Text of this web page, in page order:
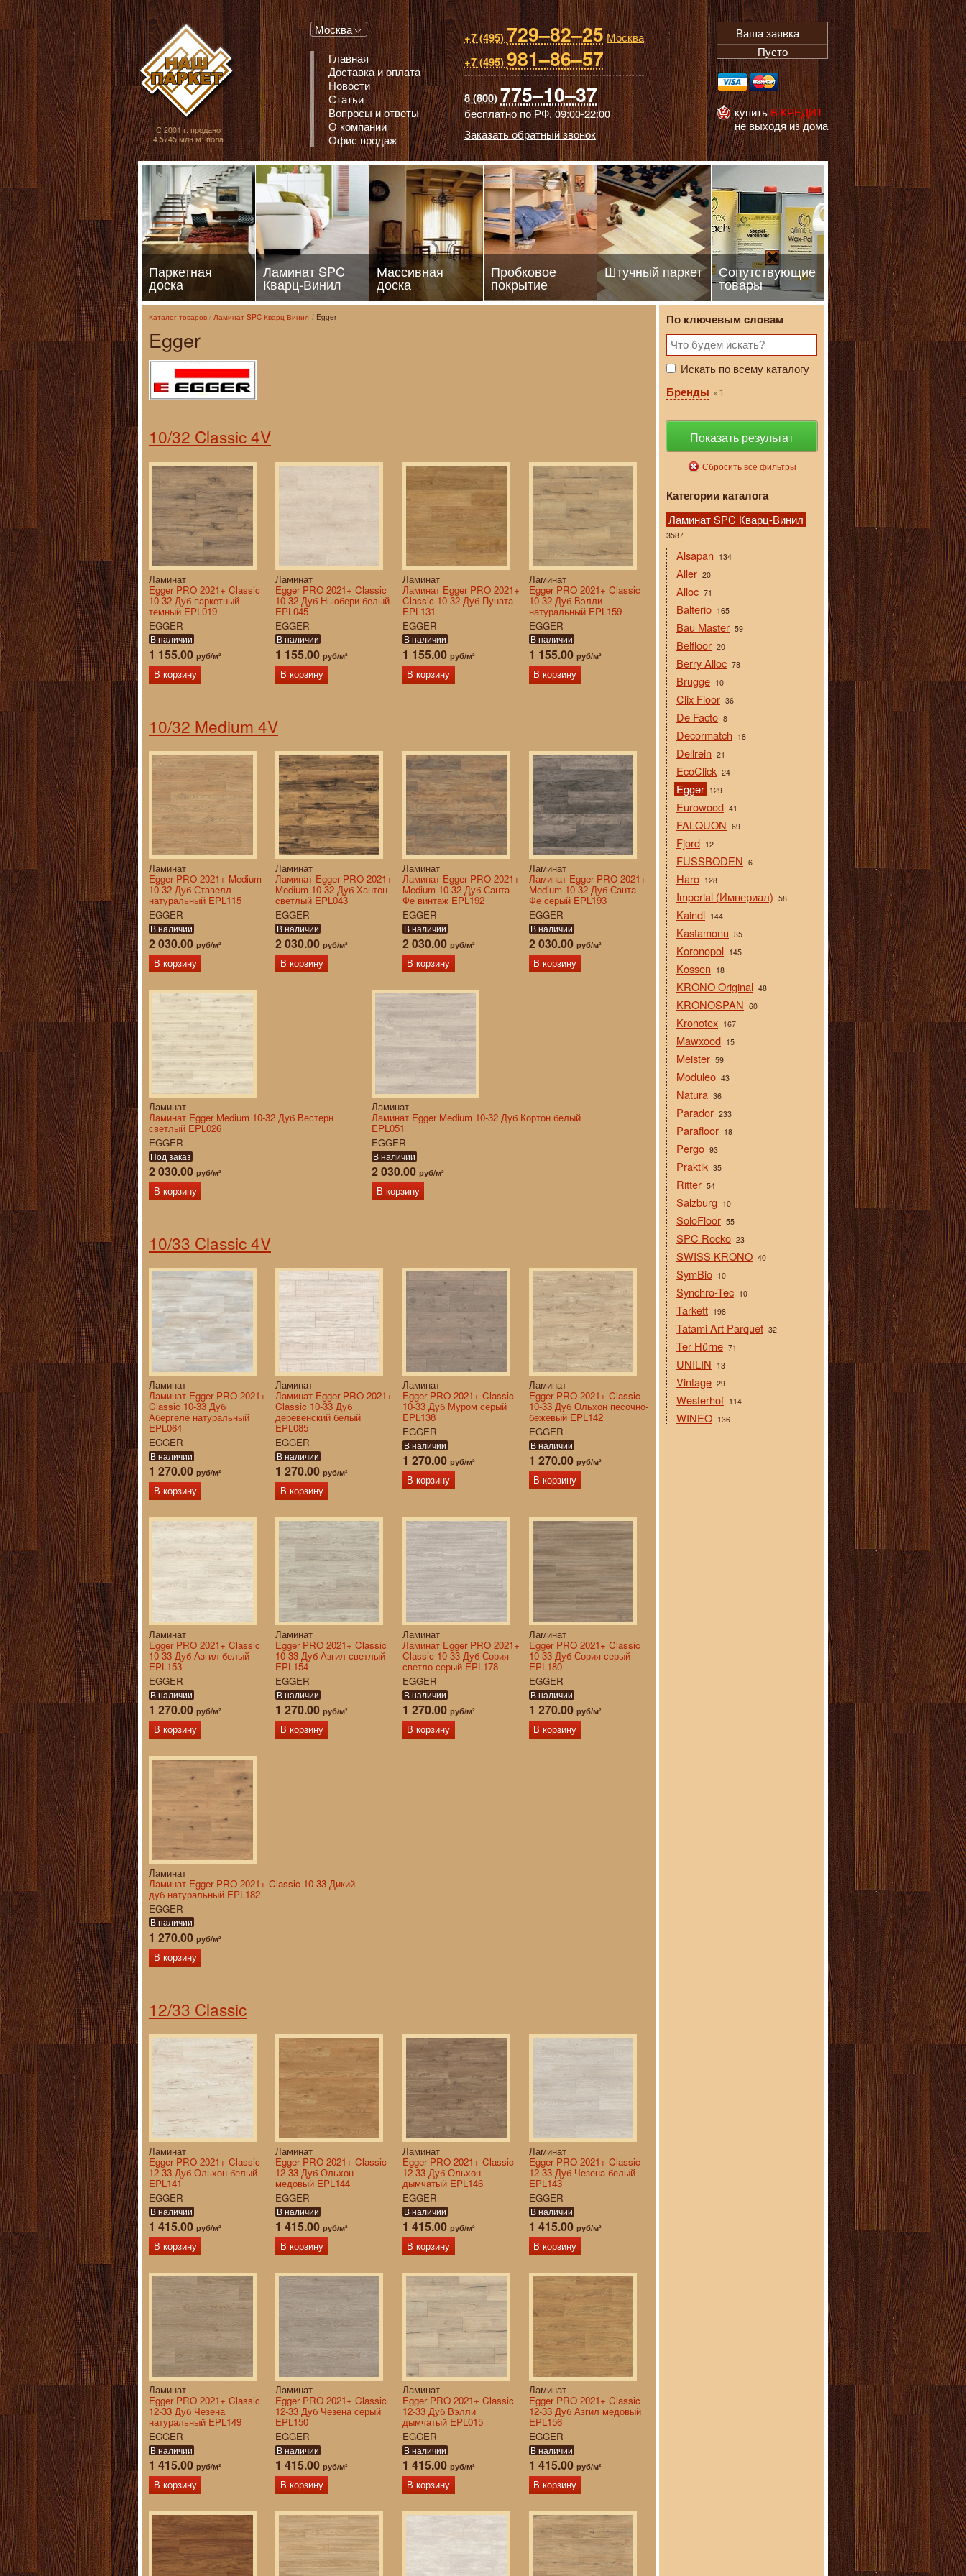
Паркет, Штучный паркет, Массивная доска, Ламинированный паркет
С 2001 г. продано
4.5745 млн м² пола
Москва
Главная
Доставка и оплата
Новости
Статьи
Вопросы и ответы
О компании
Офис продаж
+7 (495)729–82–25 Москва
+7 (495)981–86–57
8 (800)775–10–37
бесплатно по РФ,09:00-22:00
Заказать обратный звонок
Ваша заявка
Пусто
купитьВ КРЕДИТ
не выходя из дома
Паркетная
доска
Ламинат SPC
Кварц-Винил
Массивная
доска
Пробковое
покрытие
Штучный паркет Сопутствующие
товары
Каталог товаров Ламинат SPC Кварц-Винил Egger
Egger
10/32 Classic 4V
Ламинат
Egger PRO 2021+ Classic
10-32 Дуб паркетный
тёмный EPL019
EGGER
В наличии
1 155.00 руб/м²
В корзину
Ламинат
Egger PRO 2021+ Classic
10-32 Дуб Ньюбери белый
EPL045
EGGER
В наличии
1 155.00руб/м²
В корзину
Ламинат
Ламинат Egger PRO 2021+
Classic 10-32 Дуб Пуната
EPL131
EGGER
В наличии
1 155.00 руб/м²
В корзину
Ламинат
Egger PRO 2021+ Classic
10-32 Дуб Вэлли
натуральный EPL159
EGGER
В наличии
1 155.00 руб/м²
В корзину
10/32 Medium 4V
Ламинат
Egger PRO 2021+ Medium
10-32 Дуб Ставелл
натуральный EPL115
EGGER
В наличии
2 030.00 руб/м²
В корзину
Ламинат
Ламинат Egger PRO 2021+
Medium 10-32 Дуб Хантон
светлый EPL043
EGGER
В наличии
2 030.00руб/м²
В корзину
Ламинат
Ламинат Egger PRO 2021+
Medium 10-32 Дуб Санта-
Фе винтаж EPL192
EGGER
В наличии
2 030.00 руб/м²
В корзину
Ламинат
Ламинат Egger PRO 2021+
Medium 10-32 Дуб Санта-
Фе серый EPL193
EGGER
В наличии
2 030.00 руб/м²
В корзину
Ламинат
Ламинат Egger Medium 10-32 Дуб Вестерн
светлый EPL026
EGGER
Под заказ
2 030.00 руб/м²
В корзину
Ламинат
Ламинат Egger Medium 10-32 Дуб Кортон белый
EPL051
EGGER
В наличии
2 030.00 руб/м²
В корзину
10/33 Classic 4V
Ламинат
Ламинат Egger PRO 2021+
Classic 10-33 Дуб
Абергеле натуральный
EPL064
EGGER
В наличии
1 270.00 руб/м²
В корзину
Ламинат
Ламинат Egger PRO 2021+
Classic 10-33 Дуб
деревенский белый
EPL085
EGGER
В наличии
1 270.00руб/м²
В корзину
Ламинат
Egger PRO 2021+ Classic
10-33 Дуб Муром серый
EPL138
EGGER
В наличии
1 270.00 руб/м²
В корзину
Ламинат
Egger PRO 2021+ Classic
10-33 Дуб Ольхон песочно-
бежевый EPL142
EGGER
В наличии
1 270.00 руб/м²
В корзину
Ламинат
Egger PRO 2021+ Classic
10-33 Дуб Азгил белый
EPL153
EGGER
В наличии
1 270.00 руб/м²
В корзину
Ламинат
Egger PRO 2021+ Classic
10-33 Дуб Азгил светлый
EPL154
EGGER
В наличии
1 270.00руб/м²
В корзину
Ламинат
Ламинат Egger PRO 2021+
Classic 10-33 Дуб Сория
светло-серый EPL178
EGGER
В наличии
1 270.00 руб/м²
В корзину
Ламинат
Egger PRO 2021+ Classic
10-33 Дуб Сория серый
EPL180
EGGER
В наличии
1 270.00 руб/м²
В корзину
Ламинат
Ламинат Egger PRO 2021+ Classic 10-33 Дикий
дуб натуральный EPL182
EGGER
В наличии
1 270.00 руб/м²
В корзину
12/33 Classic
Ламинат
Egger PRO 2021+ Classic
12-33 Дуб Ольхон белый
EPL141
EGGER
В наличии
1 415.00 руб/м²
В корзину
Ламинат
Egger PRO 2021+ Classic
12-33 Дуб Ольхон
медовый EPL144
EGGER
В наличии
1 415.00руб/м²
В корзину
Ламинат
Egger PRO 2021+ Classic
12-33 Дуб Ольхон
дымчатый EPL146
EGGER
В наличии
1 415.00 руб/м²
В корзину
Ламинат
Egger PRO 2021+ Classic
12-33 Дуб Чезена белый
EPL143
EGGER
В наличии
1 415.00 руб/м²
В корзину
Ламинат
Egger PRO 2021+ Classic
12-33 Дуб Чезена
натуральный EPL149
EGGER
В наличии
1 415.00 руб/м²
В корзину
Ламинат
Egger PRO 2021+ Classic
12-33 Дуб Чезена серый
EPL150
EGGER
В наличии
1 415.00руб/м²
В корзину
Ламинат
Egger PRO 2021+ Classic
12-33 Дуб Вэлли
дымчатый EPL015
EGGER
В наличии
1 415.00 руб/м²
В корзину
Ламинат
Egger PRO 2021+ Classic
12-33 Дуб Азгил медовый
EPL156
EGGER
В наличии
1 415.00 руб/м²
В корзину
По ключевым словам
Искать по всему каталогу
Бренды
1
Показать результат
Сбросить все фильтры
Категории каталога
Ламинат SPC Кварц-Винил
3587
Alsapan 134
Aller 20
Alloc 71
Balterio 165
Bau Master 59
Belfloor 20
Berry Alloc 78
Brugge 10
Clix Floor 36
De Facto 8
Decormatch 18
Dellrein 21
EcoClick 24
Egger 129
Eurowood 41
FALQUON 69
Fjord 12
FUSSBODEN 6
Haro 128
Imperial (Империал) 58
Kaindl 144
Kastamonu 35
Koronopol 145
Kossen 18
KRONO Original 48
KRONOSPAN 60
Kronotex 167
Mawxood 15
Meister 59
Moduleo 43
Natura 36
Parador 233
Parafloor 18
Pergo 93
Praktik 35
Ritter 54
Salzburg 10
SoloFloor 55
SPC Rocko 23
SWISS KRONO 40
SymBio 10
Synchro-Tec 10
Tarkett 198
Tatami Art Parquet 32
Ter Hürne 71
UNILIN 13
Vintage 29
Westerhof 114
WINEO 136